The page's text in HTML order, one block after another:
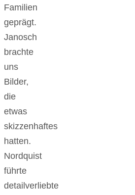
Familien
geprägt.
Janosch
brachte
uns
Bilder,
die
etwas
skizzenhaftes
hatten.
Nordquist
führte
detailverliebte